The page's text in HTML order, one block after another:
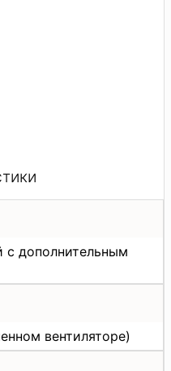
с дополнительным
вентиляторе)